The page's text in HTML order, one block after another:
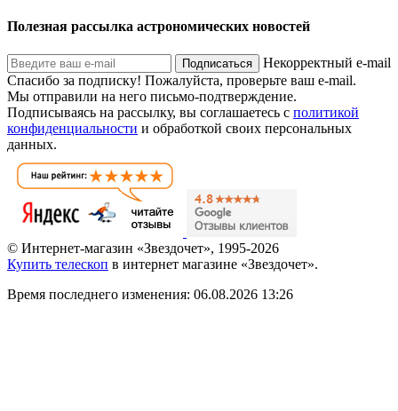
Полезная рассылка астрономических новостей
Подписаться
Некорректный e-mail
Спасибо за подписку! Пожалуйста, проверьте ваш e-mail.
Мы отправили на него письмо-подтверждение.
Подписываясь на рассылку, вы соглашаетесь с политикой
конфиденциальности и обработкой своих персональных
данных.
© Интернет-магазин «Звездочет», 1995-2026
Купить телескоп в интернет магазине «Звездочет».
Время последнего изменения: 06.08.2026 13:26